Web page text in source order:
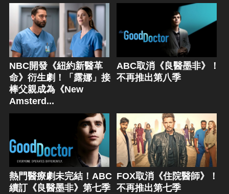
NBC開發《紐約新醫革
命》衍生劇！「露娜」接
棒父親成為《New
Amsterd...
ABC取消《良醫墨非》！
不再推出第八季
熱門醫療劇未完結！ABC
續訂《良醫墨非》第七季
FOX取消《住院醫師》！
不再推出第七季